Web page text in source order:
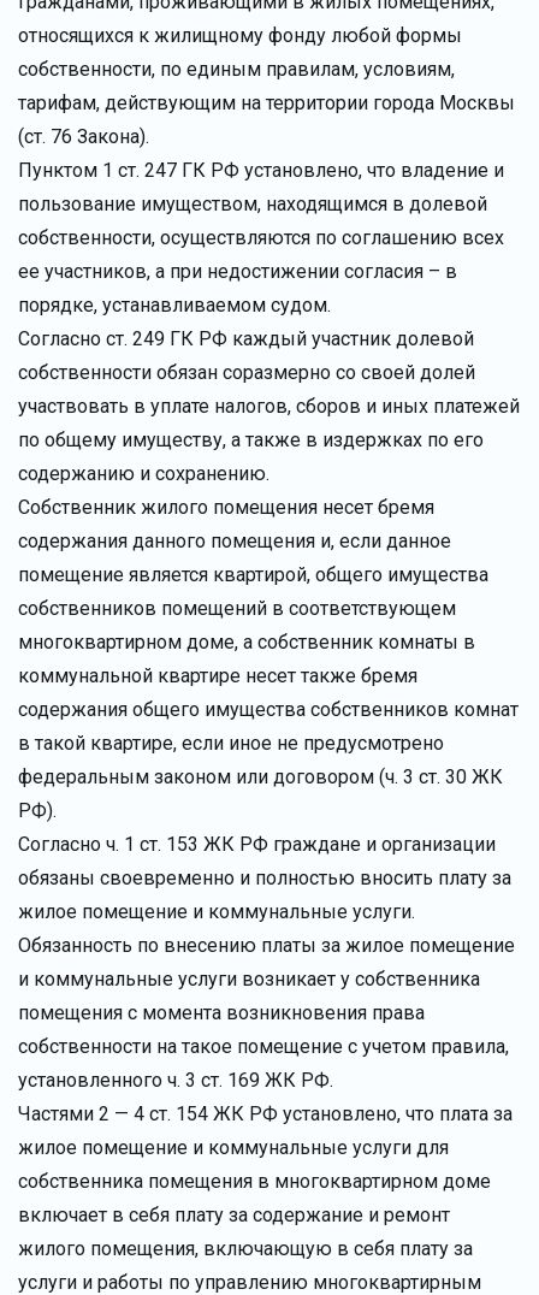
относящихся к жилищному фонду любой формы
собственности, по единым правилам, условиям,
тарифам, действующим на территории города Москвы
(ст. 76 Закона).
Пунктом 1 ст. 247 ГК РФ установлено, что владение и
пользование имуществом, находящимся в долевой
собственности, осуществляются по соглашению всех
ее участников, а при недостижении согласия – в
порядке, устанавливаемом судом.
Согласно ст. 249 ГК РФ каждый участник долевой
собственности обязан соразмерно со своей долей
участвовать в уплате налогов, сборов и иных платежей
по общему имуществу, а также в издержках по его
содержанию и сохранению.
Собственник жилого помещения несет бремя
содержания данного помещения и, если данное
помещение является квартирой, общего имущества
собственников помещений в соответствующем
многоквартирном доме, а собственник комнаты в
коммунальной квартире несет также бремя
содержания общего имущества собственников комнат
в такой квартире, если иное не предусмотрено
федеральным законом или договором (ч. 3 ст. 30 ЖК
РФ).
Согласно ч. 1 ст. 153 ЖК РФ граждане и организации
обязаны своевременно и полностью вносить плату за
жилое помещение и коммунальные услуги.
Обязанность по внесению платы за жилое помещение
и коммунальные услуги возникает у собственника
помещения с момента возникновения права
собственности на такое помещение с учетом правила,
установленного ч. 3 ст. 169 ЖК РФ.
Частями 2 — 4 ст. 154 ЖК РФ установлено, что плата за
жилое помещение и коммунальные услуги для
собственника помещения в многоквартирном доме
включает в себя плату за содержание и ремонт
жилого помещения, включающую в себя плату за
услуги и работы по управлению многоквартирным